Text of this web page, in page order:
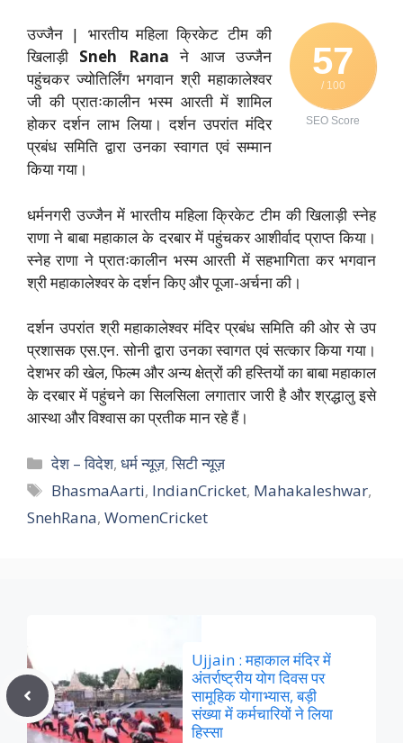
57
/ 100
SEO Score
उज्जैन | भारतीय महिला क्रिकेट टीम की
खिलाड़ी Sneh Rana ने आज उज्जैन
पहुंचकर ज्योतिर्लिंग भगवान श्री महाकालेश्वर
जी की प्रातःकालीन भस्म आरती में शामिल
होकर दर्शन लाभ लिया। दर्शन उपरांत मंदिर
प्रबंध समिति द्वारा उनका स्वागत एवं सम्मान
किया गया।
धर्मनगरी उज्जैन में भारतीय महिला क्रिकेट टीम की खिलाड़ी स्नेह
राणा ने बाबा महाकाल के दरबार में पहुंचकर आशीर्वाद प्राप्त किया।
स्नेह राणा ने प्रातःकालीन भस्म आरती में सहभागिता कर भगवान
श्री महाकालेश्वर के दर्शन किए और पूजा-अर्चना की।
दर्शन उपरांत श्री महाकालेश्वर मंदिर प्रबंध समिति की ओर से उप
प्रशासक एस.एन. सोनी द्वारा उनका स्वागत एवं सत्कार किया गया।
देशभर की खेल, फिल्म और अन्य क्षेत्रों की हस्तियों का बाबा महाकाल
के दरबार में पहुंचने का सिलसिला लगातार जारी है और श्रद्धालु इसे
आस्था और विश्वास का प्रतीक मान रहे हैं।
Categories
देश – विदेश,धर्म न्यूज़,सिटी न्यूज़
Tags
BhasmaAarti, IndianCricket, Mahakaleshwar,
SnehRana, WomenCricket
Ujjain : महाकाल मंदिर में
अंतर्राष्ट्रीय योग दिवस पर
सामूहिक योगाभ्यास, बड़ी
संख्या में कर्मचारियों ने लिया
हिस्सा